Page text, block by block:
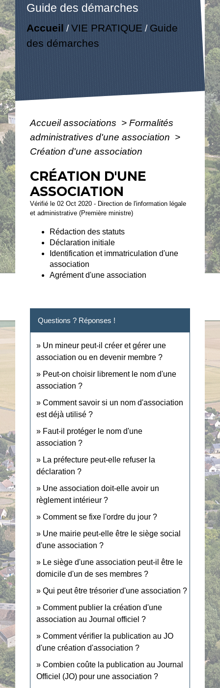
Guide des démarches
Accueil /VIE PRATIQUE / Guide
des démarches
Accueil associations > Formalités
administratives d'une association >
Création d'une association
CRÉATION D'UNE
ASSOCIATION
Vérifié le 02 Oct 2020 - Direction de l'information légale
et administrative (Première ministre)
Rédaction des statuts
Déclaration initiale
Identification et immatriculation d'une
association
Agrément d'une association
Questions ? Réponses !
Un mineur peut-il créer et gérer une
association ou en devenir membre ?
Peut-on choisir librement le nom d'une
association ?
Comment savoir si un nom d'association
est déjà utilisé ?
Faut-il protéger le nom d'une
association ?
La préfecture peut-elle refuser la
déclaration ?
Une association doit-elle avoir un
règlement intérieur ?
Comment se fixe l'ordre du jour ?
Une mairie peut-elle être le siège social
d'une association ?
Le siège d'une association peut-il être le
domicile d'un de ses membres ?
Qui peut être trésorier d'une association ?
Comment publier la création d'une
association au Journal officiel ?
Comment vérifier la publication au JO
d'une création d'association ?
Combien coûte la publication au Journal
Officiel (JO) pour une association ?